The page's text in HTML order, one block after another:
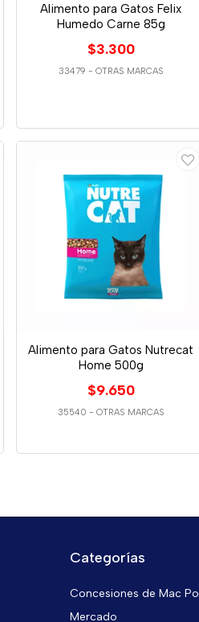
Alimento para Gatos Felix
Humedo Carne 85g
$3.300
33479 - OTRAS MARCAS
Alimento para Gatos Nutrecat
Home 500g
$9.650
35540 - OTRAS MARCAS
Categorías
Concesiones de Mac
Mercado